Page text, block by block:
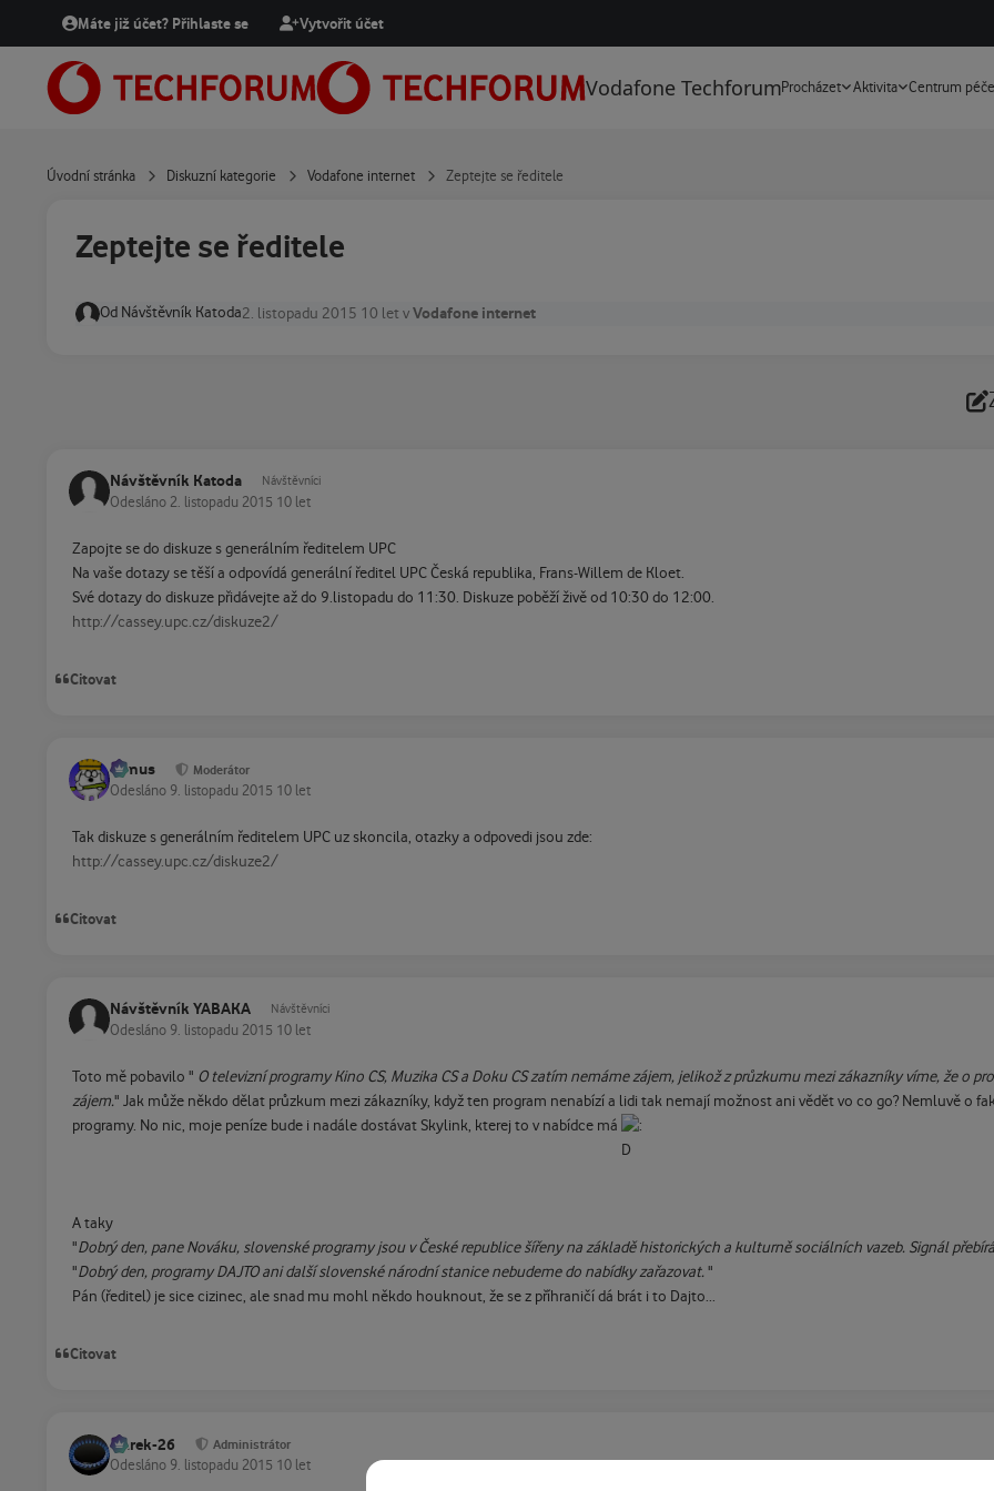
Přejít na obsah
Máte již účet? Přihlaste se Vytvořit účet
Vodafone TechforumProcházet Aktivita Centrum péče
Úvodní stránka Diskuzní kategorie Vodafone internet Zeptejte se ředitele
Zeptejte se ředitele
Od Návštěvník Katoda2. listopadu 2015 10 let vVodafone internet
Návštěvník Katoda Návštěvníci
Odesláno 2. listopadu 2015 10 let
Zapojte se do diskuze s generálním ředitelem UPC
Na vaše dotazy se těší a odpovídá generální ředitel UPC Česká republika, Frans-Willem de Kloet.
Své dotazy do diskuze přidávejte až do 9.listopadu do 11:30. Diskuze poběží živě od 10:30 do 12:00.
http://cassey.upc.cz/diskuze2/
Citovat
tomus Moderátor
Odesláno 9. listopadu 2015 10 let
Tak diskuze s generálním ředitelem UPC uz skoncila, otazky a odpovedi jsou zde:
http://cassey.upc.cz/diskuze2/
Citovat
Návštěvník YABAKA Návštěvníci
Odesláno 9. listopadu 2015 10 let
Toto mě pobavilo " O televizní programy Kino CS, Muzika CS a Doku CS zatím nemáme zájem, jelikož z průzkumu mezi zákazníky víme, že o
zájem." Jak může někdo dělat průzkum mezi zákazníky, když ten program nenabízí a lidi tak nemají možnost ani vědět vo co go? Nemluvě o
programy. No nic, moje peníze bude i nadále dostávat Skylink, kterej to v nabídce má
A taky
"Dobrý den, pane Nováku, slovenské programy jsou v České republice šířeny na základě historických a kulturně sociálních vazeb. Signál
"Dobrý den, programy DAJTO ani další slovenské národní stanice nebudeme do nabídky zařazovat."
Pán (ředitel) je sice cizinec, ale snad mu mohl někdo houknout, že se z příhraničí dá brát i to Dajto...
Citovat
Marek-26 Administrátor
Odesláno 9. listopadu 2015 10 let